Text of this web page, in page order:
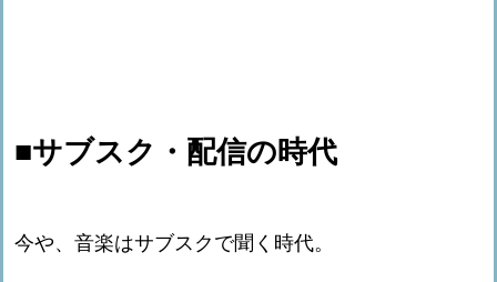
■サブスク・配信の時代
今や、音楽はサブスクで聞く時代。